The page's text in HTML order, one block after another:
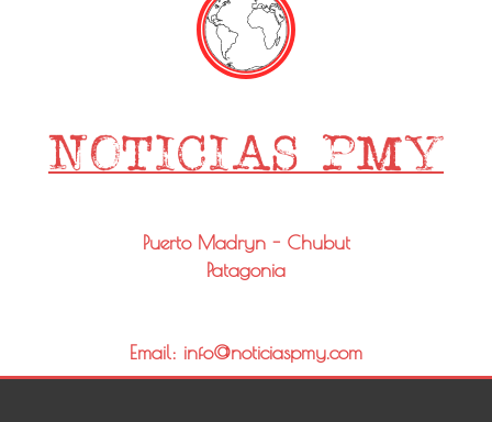
Puerto Madryn - Chubut
Patagonia
Email: info@noticiaspmy.com